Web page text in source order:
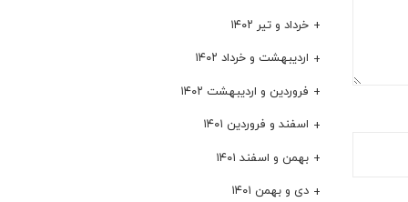
خرداد و تیر ۱۴۰۲
اردیبهشت و خرداد ۱۴۰۲
فروردین و اردیبهشت ۱۴۰۲
اسفند و فروردین ۱۴۰۱
بهمن و اسفند ۱۴۰۱
دی و بهمن ۱۴۰۱